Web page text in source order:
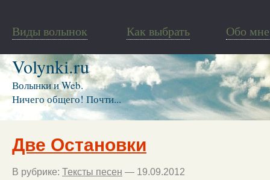
Виды волынок Как выбрать Обо мне
Volynki.ru
Волынки и Web.
Ничего общего! Почти...
Две Остановки
В рубрике: Тексты песен — 19.09.2012